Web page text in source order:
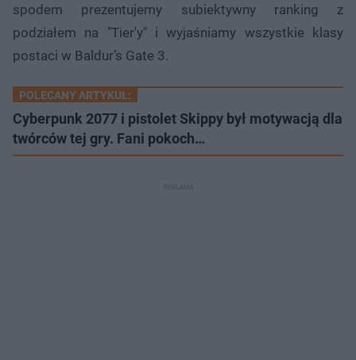
spodem prezentujemy subiektywny ranking z
podziałem na "Tier'y" i wyjaśniamy wszystkie klasy
postaci w Baldur’s Gate 3.
POLECANY ARTYKUŁ:
Cyberpunk 2077 i pistolet Skippy był motywacją dla
twórców tej gry. Fani pokoch…